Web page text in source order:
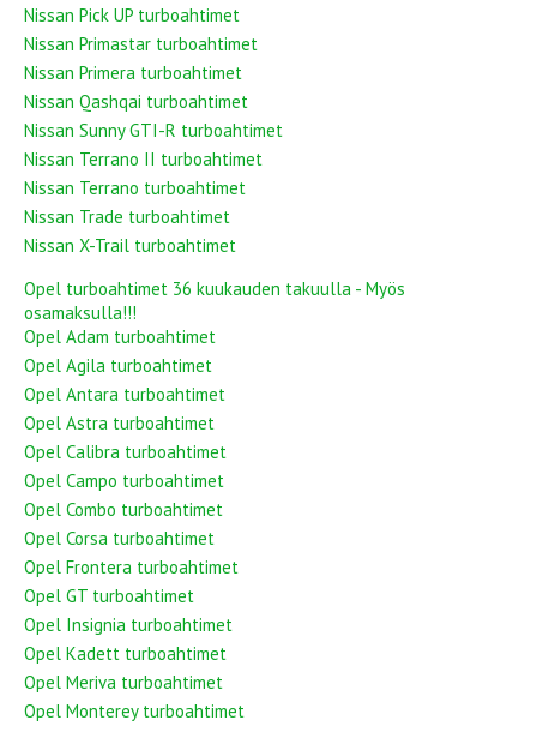
Nissan Pick UP turboahtimet
Nissan Primastar turboahtimet
Nissan Primera turboahtimet
Nissan Qashqai turboahtimet
Nissan Sunny GTI-R turboahtimet
Nissan Terrano II turboahtimet
Nissan Terrano turboahtimet
Nissan Trade turboahtimet
Nissan X-Trail turboahtimet
Opel turboahtimet 36 kuukauden takuulla - Myös
osamaksulla!!!
Opel Adam turboahtimet
Opel Agila turboahtimet
Opel Antara turboahtimet
Opel Astra turboahtimet
Opel Calibra turboahtimet
Opel Campo turboahtimet
Opel Combo turboahtimet
Opel Corsa turboahtimet
Opel Frontera turboahtimet
Opel GT turboahtimet
Opel Insignia turboahtimet
Opel Kadett turboahtimet
Opel Meriva turboahtimet
Opel Monterey turboahtimet